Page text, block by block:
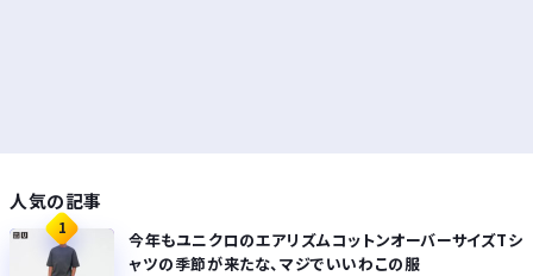
人気の記事
1
今年もユニクロのエアリズムコットンオーバーサイズTシ
ャツの季節が来たな、マジでいいわこの服